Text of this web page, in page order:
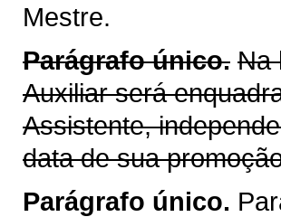
Mestre.
Parágrafo único. Na
Auxiliar será
Assistente,
data de sua
Parágrafo único.